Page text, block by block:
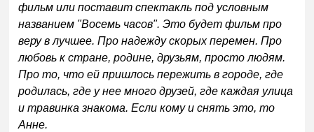
фильм или поставит спектакль под условным
названием "Восемь часов". Это будет фильм про
веру в лучшее. Про надежду скорых перемен. Про
любовь к стране, родине, друзьям, просто людям.
Про то, что ей пришлось пережить в городе, где
родилась, где у нее много друзей, где каждая улица
и травинка знакома. Если кому и снять это, то
Анне.